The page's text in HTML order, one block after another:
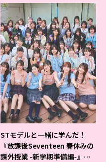
STモデルと一緒に学んだ！
『放課後Seventeen 春休みの
課外授業 -新学期準備編-』イ